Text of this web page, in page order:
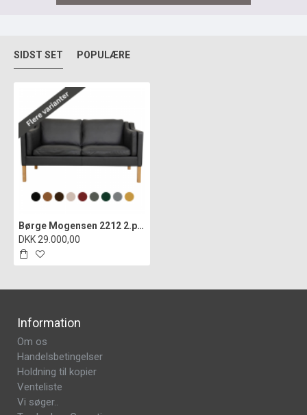
SIDST SET POPULÆRE
Børge Mogensen 2212 2.pers sofa nybetrukket i læder
DKK 29.000,00
Information
Om os
Handelsbetingelser
Holdning til kopier
Venteliste
Vi søger..